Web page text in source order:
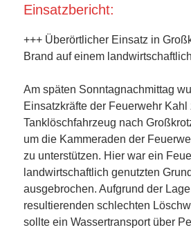
Einsatzbericht:
+++ Überörtlicher Einsatz in
Brand auf einem
Am späten Sonntagnachmittag
Einsatzkräfte der Feuerwehr
Tanklöschfahrzeug nach
um die Kammeraden der
zu unterstützen. Hier war ein
landwirtschaftlich genutzten
ausgebrochen. Aufgrund der
resultierenden schlechten
sollte ein Wassertransport über